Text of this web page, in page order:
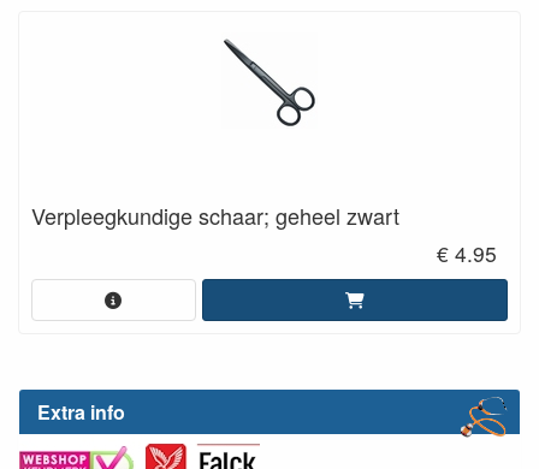
Extra info
Verpleegkundige schaar; geheel zwart
€ 4.95